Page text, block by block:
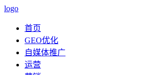
logo
首页
GEO优化
自媒体推广
运营